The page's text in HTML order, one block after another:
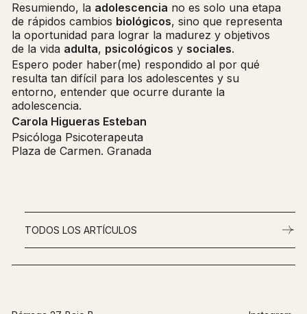
Resumiendo, la adolescencia no es solo una etapa
de rápidos cambios biológicos, sino que representa
la oportunidad para lograr la madurez y objetivos
de la vida adulta, psicológicos y sociales.
Espero poder haber(me) respondido al por qué
resulta tan difícil para los adolescentes y su
entorno, entender que ocurre durante la
adolescencia.
Carola Higueras Esteban
Psicóloga Psicoterapeuta
Plaza de Carmen. Granada
TODOS LOS ARTÍCULOS